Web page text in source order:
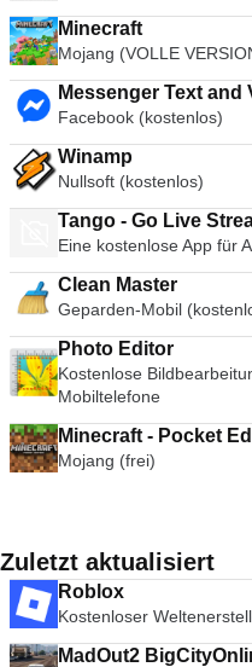
Minecraft
Mojang (VOLLE
Messenger
Facebook (kostenlos)
Winamp
Nullsoft (kostenlos)
Eine kostenlose App für
Clean Master
Geparden-Mobil
Photo Editor
Kostenlose
Mobiltelefone
Minecraft - Pocket
Mojang (frei)
Zuletzt aktualisiert
Roblox
Kostenloser
MadOut2